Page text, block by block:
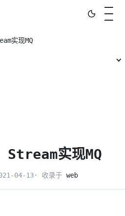
实现MQ
实现MQ
04-13· 收录于 web